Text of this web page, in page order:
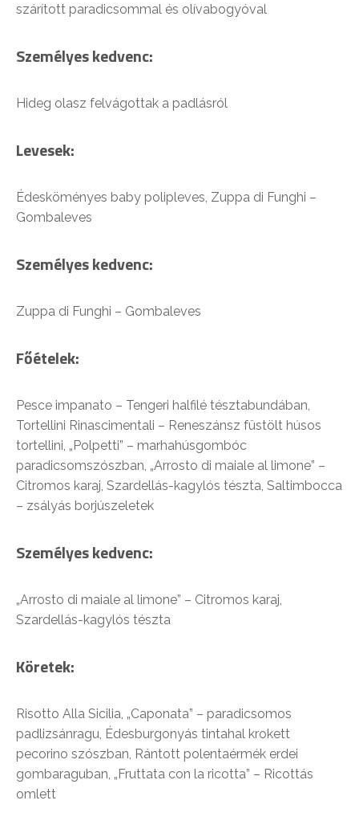
szárított paradicsommal és olívabogyóval
Személyes kedvenc:
Hideg olasz felvágottak a padlásról
Levesek:
Édesköményes baby polipleves, Zuppa di Funghi –
Gombaleves
Személyes kedvenc:
Zuppa di Funghi – Gombaleves
Főételek:
Pesce impanato – Tengeri halfilé tésztabundában,
Tortellini Rinascimentali – Reneszánsz füstölt húsos
tortellini, „Polpetti” – marhahúsgombóc
paradicsomszószban, „Arrosto di maiale al limone” –
Citromos karaj, Szardellás-kagylós tészta, Saltimbocca
– zsályás borjúszeletek
Személyes kedvenc:
„Arrosto di maiale al limone” – Citromos karaj,
Szardellás-kagylós tészta
Köretek:
Risotto Alla Sicilia, „Caponata” – paradicsomos
padlizsánragu, Édesburgonyás tintahal krokett
pecorino szószban, Rántott polentaérmék erdei
gombaraguban, „Fruttata con la ricotta” – Ricottás
omlett